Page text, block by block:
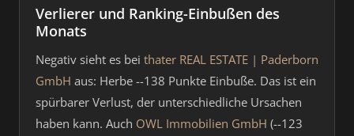
Verlierer und Ranking-Einbußen des
Monats
Negativ sieht es bei thater REAL ESTATE | Paderborn
GmbH aus: Herbe --138 Punkte Einbuße. Das ist ein
spürbarer Verlust, der unterschiedliche Ursachen
haben kann. Auch OWL Immobilien GmbH (--123